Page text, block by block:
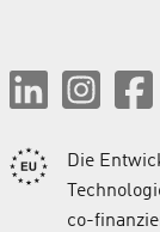
Die
co-